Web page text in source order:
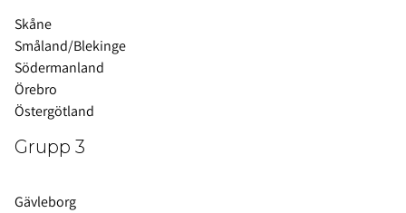
Skåne
Småland/Blekinge
Södermanland
Örebro
Östergötland
Grupp 3
Gävleborg